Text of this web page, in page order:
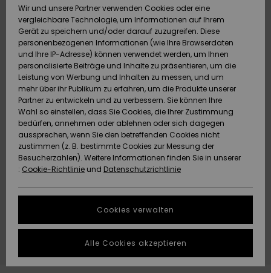
Schuhe&
Flip-Flops
Surf
Snow
Brandneu
Highlights
Schuhe&
Flip-Flops
Surf
Snow
Brandneu
Highlights
Highlights
Snow
SURF
Highlights
Community
SNOW
Snow Shop
Damen
Highlights
Community
DOPPELTER
RABATT
Outlet
Frauen
HILFE & KONTAKT
Retouren
Bezahlung
Geschenkkarte
Quiksilver
Freedom
Datenschutz
Starten Sie eine
Unterhaltung,
schnellste
Antwort auf Ihre
Frage zu
NACHHALTIGKEIT
WUNSCHLISTE
Wir und unsere Partner verwenden Cookies oder eine
vergleichbare Technologie, um Informationen auf Ihrem
Gerät zu speichern und/oder darauf zuzugreifen. Diese
personenbezogenen Informationen (wie Ihre Browserdaten
und Ihre IP-Adresse) können verwendet werden, um Ihnen
personalisierte Beiträge und Inhalte zu präsentieren, um die
Leistung von Werbung und Inhalten zu messen, und um
mehr über ihr Publikum zu erfahren, um die Produkte unserer
Partner zu entwickeln und zu verbessern. Sie können Ihre
Wahl so einstellen, dass Sie Cookies, die Ihrer Zustimmung
bedürfen, annehmen oder ablehnen oder sich dagegen
aussprechen, wenn Sie den betreffenden Cookies nicht
zustimmen (z. B. bestimmte Cookies zur Messung der
Besucherzahlen). Weitere Informationen finden Sie in unserer
: Cookie-Richtlinie und Datenschutzrichtlinie
Cookies verwalten
Alle Cookies akzeptieren